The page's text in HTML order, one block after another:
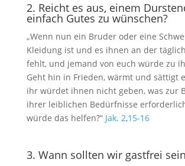
2. Reicht es aus, einem
einfach Gutes zu wünschen?
„Wenn nun ein Bruder oder eine
Kleidung ist und es ihnen an der
fehlt, und jemand von euch würde zu
Geht hin in Frieden, wärmt und sättigt
ihr würdet ihnen nicht geben, was zur
ihrer leiblichen Bedürfnisse
würde das helfen?“ Jak. 2,15-16
3. Wann sollten wir gastfrei